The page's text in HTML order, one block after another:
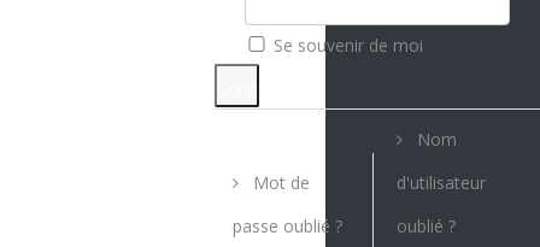
Se souvenir de moi
Mot de
passe oublié ?
Nom
d'utilisateur
oublié ?